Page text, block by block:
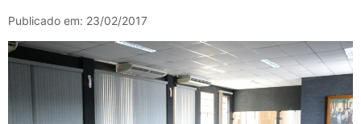
Publicado em: 23/02/2017